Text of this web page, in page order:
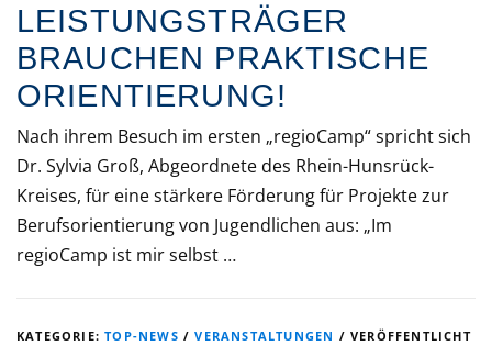
EISTUNGSTRÄGER B
RAUCHEN PRAKTISCHE O
RIENTIERUNG!
Nach ihrem Besuch im ersten „regioCamp“ spricht sich
Dr. Sylvia Groß, Abgeordnete des Rhein-Hunsrück-
Kreises, für eine stärkere Förderung für Projekte zur
Berufsorientierung von Jugendlichen aus: „Im
regioCamp ist mir selbst …
KATEGORIE:TOP-NEWS /VERANSTALTUNGEN /VERÖFFENTLICHT